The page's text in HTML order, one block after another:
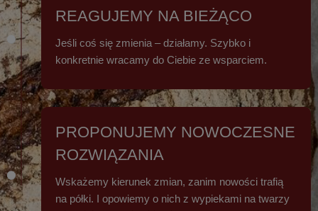
REAGUJEMY NA BIEŻĄCO
Jeśli coś się zmienia – działamy. Szybko i
konkretnie wracamy do Ciebie ze wsparciem.
PROPONUJEMY NOWOCZESNE
ROZWIĄZANIA
Wskażemy kierunek zmian, zanim nowości trafią
na półki. I opowiemy o nich z wypiekami na twarzy